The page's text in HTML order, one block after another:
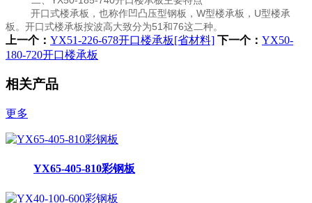
开口式楼承板，也称作凹凸压型钢板，W型楼承板，U型楼承
板。开口式楼承板按波高大致分为51和76这二种。
上一个： YX51-226-678开口楼承板[省材料] 下一个： YX50-
180-720开口楼承板
相关产品
更多
YX65-405-810彩钢板